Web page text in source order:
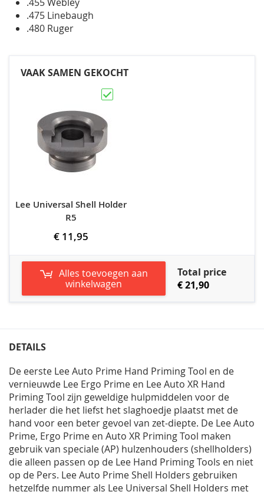
.475 Linebaugh
.480 Ruger
VAAK SAMEN GEKOCHT
Lee Universal Shell Holder
R5
€ 11,95
Alles toevoegen aan
winkelwagen
Total price
€ 21,90
DETAILS
De eerste Lee Auto Prime Hand Priming Tool en de
vernieuwde Lee Ergo Prime en Lee Auto XR Hand
Priming Tool zijn geweldige hulpmiddelen voor de
herlader die het liefst het slaghoedje plaatst met de
hand voor een beter gevoel van zet-diepte. De Lee Auto
Prime, Ergo Prime en Auto XR Priming Tool maken
gebruik van speciale (AP) hulzenhouders (shellholders)
die alleen passen op de Lee Hand Priming Tools en niet
op de Pers. Lee Auto Prime Shell Holders gebruiken
hetzelfde nummer als Lee Universal Shell Holders met